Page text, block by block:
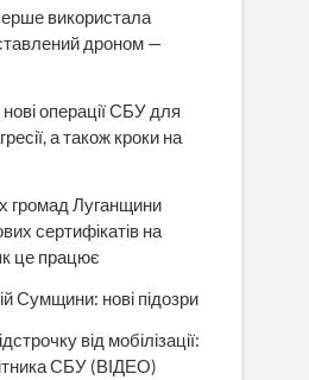
використала
дроном —
операції СБУ для
а також кроки на
громад Луганщини
сертифікатів на
це працює
Сумщини: нові підозри
від мобілізації:
СБУ (ВІДЕО)